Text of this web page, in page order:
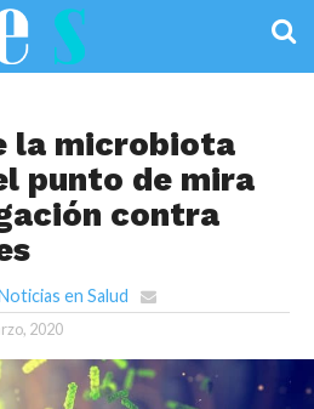
la microbiota
punto de mira
contra
en Salud
2020